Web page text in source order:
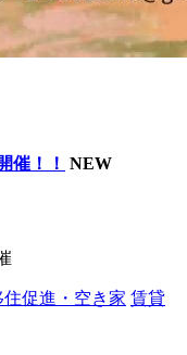
催！！ NEW
住促進・空き家 賃貸